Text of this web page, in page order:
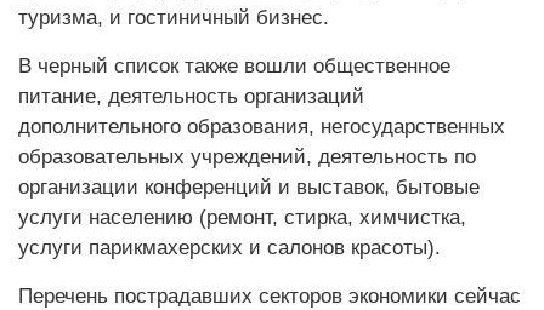
туризма, и гостиничный бизнес.
В черный список также вошли общественное
питание, деятельность организаций
дополнительного образования, негосударственных
образовательных учреждений, деятельность по
организации конференций и выставок, бытовые
услуги населению (ремонт, стирка, химчистка,
услуги парикмахерских и салонов красоты).
Перечень пострадавших секторов экономики сейчас